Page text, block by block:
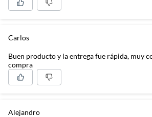
Carlos
Buen producto y la entrega fue rápida, muy conforme con la
compra
Alejandro